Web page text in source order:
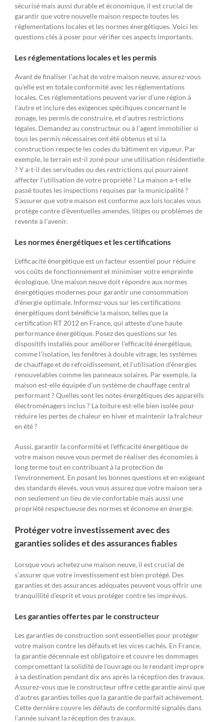
sécurisé mais aussi durable et économique, il est crucial de
garantir que votre nouvelle maison respecte toutes les
réglementations locales et les normes énergétiques. Voici les
questions clés à poser pour vérifier ces aspects importants.
Les réglementations locales et les permis
Avant de finaliser l’achat de votre maison neuve, assurez-vous
qu’elle est en totale conformité avec les réglementations
locales. Ces réglementations peuvent varier d’une région à
l’autre et inclure des exigences spécifiques concernant le
zonage, les permis de construire, et d’autres restrictions
légales. Demandez au constructeur ou à l’agent immobilier si
tous les permis nécessaires ont été obtenus et si la
construction respecte les codes du bâtiment en vigueur. Par
exemple, le terrain est-il zoné pour une utilisation résidentielle
? Y a-t-il des servitudes ou des restrictions qui pourraient
affecter l’utilisation de votre propriété ? La maison a-t-elle
passé toutes les inspections requises par la municipalité ?
S’assurer que votre maison est conforme aux lois locales vous
protège contre d’éventuelles amendes, litiges ou problèmes de
revente à l’avenir.
Les normes énergétiques et les certifications
L’efficacité énergétique est un facteur essentiel pour réduire
vos coûts de fonctionnement et minimiser votre empreinte
écologique. Une maison neuve doit répondre aux normes
énergétiques modernes pour garantir une consommation
d’énergie optimale. Informez-vous sur les certifications
énergétiques dont bénéficie la maison, telles que la
certification RT 2012 en France, qui atteste d’une haute
performance énergétique. Posez des questions sur les
dispositifs installés pour améliorer l’efficacité énergétique,
comme l’isolation, les fenêtres à double vitrage, les systèmes
de chauffage et de refroidissement, et l’utilisation d’énergies
renouvelables comme les panneaux solaires. Par exemple, la
maison est-elle équipée d’un système de chauffage central
performant ? Quelles sont les notes énergétiques des appareils
électroménagers inclus ? La toiture est-elle bien isolée pour
réduire les pertes de chaleur en hiver et maintenir la fraîcheur
en été ?
Aussi, garantir la conformité et l’efficacité énergétique de
votre maison neuve vous permet de réaliser des économies à
long terme tout en contribuant à la protection de
l’environnement. En posant les bonnes questions et en exigeant
des standards élevés, vous vous assurez que votre maison sera
non seulement un lieu de vie confortable mais aussi une
propriété respectueuse des normes et économe en énergie.
Protéger votre investissement avec des
garanties solides et des assurances fiables
Lorsque vous achetez une maison neuve, il est crucial de
s’assurer que votre investissement est bien protégé. Des
garanties et des assurances adéquates peuvent vous offrir une
tranquillité d’esprit et vous protéger contre les imprévus.
Les garanties offertes par le constructeur
Les garanties de construction sont essentielles pour protéger
votre maison contre les défauts et les vices cachés. En France,
la garantie décennale est obligatoire et couvre les dommages
compromettant la solidité de l’ouvrage ou le rendant impropre
à sa destination pendant dix ans après la réception des travaux.
Assurez-vous que le constructeur offre cette garantie ainsi que
d’autres garanties telles que la garantie de parfait achèvement.
Cette dernière couvre les défauts de conformité signalés dans
l’année suivant la réception des travaux.